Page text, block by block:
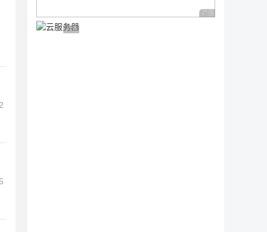
广告 商业广告，理性
广告 商业广告，理性选择